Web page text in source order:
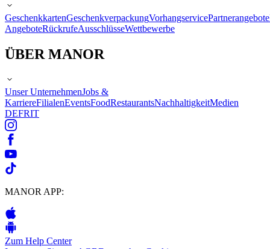
GeschenkkartenGeschenkverpackungVorhangservicePartnerangebote
AngeboteRückrufeAusschlüsseWettbewerbe
ÜBER MANOR
Unser UnternehmenJobs &
KarriereFilialenEventsFoodRestaurantsNachhaltigkeitMedien
DEFRIT
MANOR APP:
Zum Help Center